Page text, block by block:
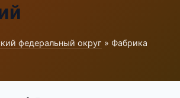
федеральный округ » Фабрика